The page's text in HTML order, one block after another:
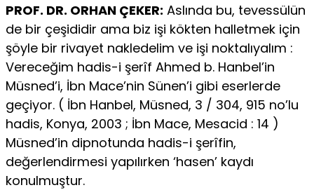
PROF. DR. ORHAN ÇEKER: Aslında bu, tevessülün
de bir çeşididir ama biz işi kökten halletmek için
şöyle bir rivayet nakledelim ve işi noktalıyalım :
Vereceğim hadis-i şerîf Ahmed b. Hanbel’in
Müsned’i, İbn Mace’nin Sünen’i gibi eserlerde
geçiyor. ( İbn Hanbel, Müsned, 3 / 304, 915 no’lu
hadis, Konya, 2003 ; İbn Mace, Mesacid : 14 )
Müsned’in dipnotunda hadis-i şerîfin,
değerlendirmesi yapılırken ‘hasen’ kaydı
konulmuştur.